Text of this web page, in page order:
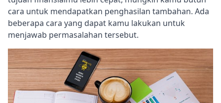
cara untuk mendapatkan penghasilan tambahan. Ada
beberapa cara yang dapat kamu lakukan untuk
menjawab permasalahan tersebut.